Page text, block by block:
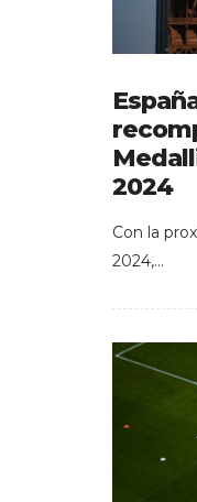
2024
Con la
2024,…